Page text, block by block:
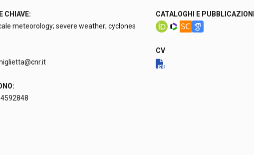
CHIAVE:
meteorology; severe weather; cyclones
CATALOGHI E PUBBLICAZIONI
CV